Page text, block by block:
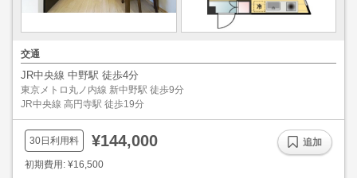
交通
JR中央線 中野駅 徒歩4分
東京メトロ丸ノ内線 新中野駅 徒歩9分
JR中央線 高円寺駅 徒歩19分
30日利用料 ¥144,000
初期費用: ¥16,500
追加